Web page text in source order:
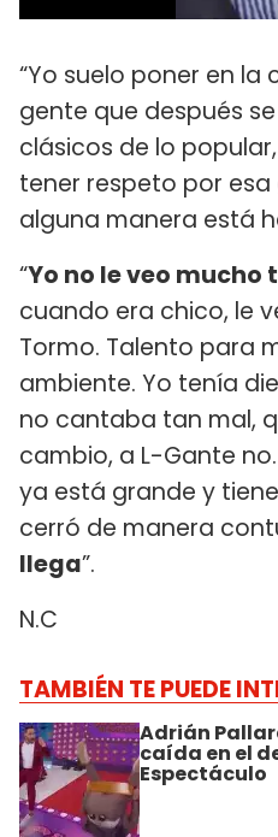
“Yo suelo poner en
gente que después
clásicos de lo
tener respeto por
alguna manera está
“Yo no le veo mucho
cuando era chico, le
Tormo. Talento para
ambiente. Yo tenía
no cantaba tan mal,
cambio, a L-Gante
ya está grande y
cerró de manera
llega”.
N.C
TAMBIÉN TE PUEDE
Adrián
caída en el
Espectáculo